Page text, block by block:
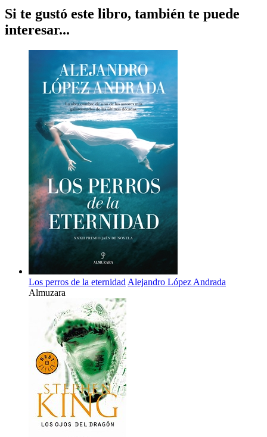
Si te gustó este libro, también te puede
interesar...
Los perros de la eternidad Alejandro López Andrada
Almuzara